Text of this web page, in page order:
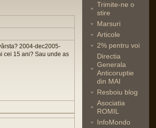
2004-dec2005-
cei 15 ani? Sau unde as
Trimite-ne o
stire
Marsuri
Articole
2% pentru voi
Directia
Generala
Anticoruptie
din MAI
Resboiu blog
Asociatia
ROMIL
InfoMondo